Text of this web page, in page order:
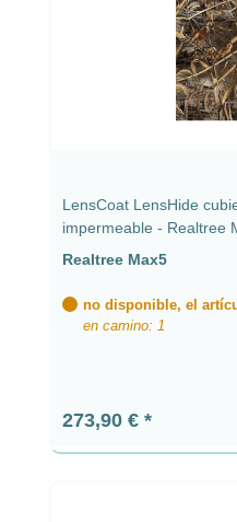
LensCoat LensHide
impermeable - Realtree
Realtree Max5
no disponible, el
en camino: 1
Precio normal:
273,90 €